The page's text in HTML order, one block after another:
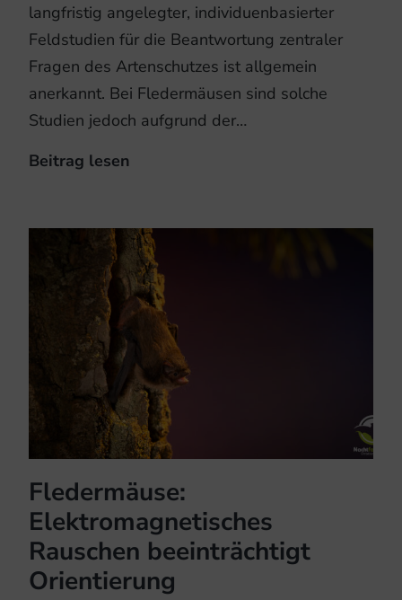
langfristig angelegter, individuenbasierter
Feldstudien für die Beantwortung zentraler
Fragen des Artenschutzes ist allgemein
anerkannt. Bei Fledermäusen sind solche
Studien jedoch aufgrund der…
Beitrag lesen
Monitoring
im
Fledermausschutz
Fledermäuse:
Elektromagnetisches
Rauschen beeinträchtigt
Orientierung